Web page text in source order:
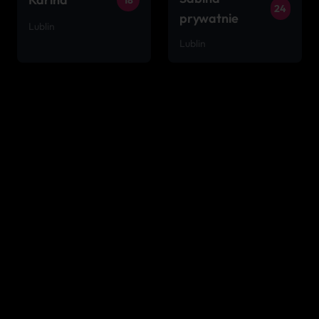
Lublin
prywatnie
24
Lublin